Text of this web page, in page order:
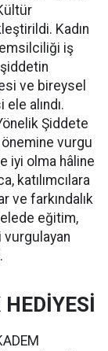
Kadın
iş
ve bireysel
alındı.
Şiddete
önemine vurgu
iyi olma hâline
katılımcılara
ve farkındalık
eğitim,